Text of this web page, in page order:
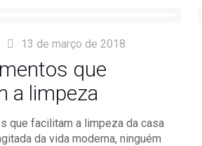
13 de março de 2018
que
a limpeza
que facilitam a limpeza da casa
da vida moderna, ninguém